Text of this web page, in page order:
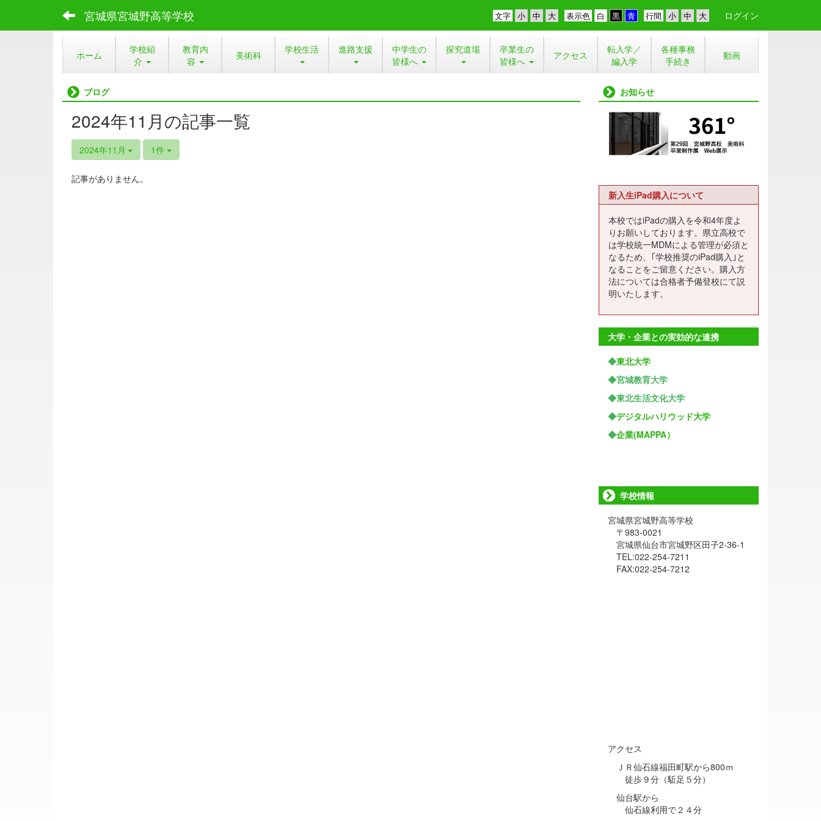
宮城県宮城野高等学校 行間
表示色
文字 ログイン
ホーム
学校紹
介
教育内
容
美術科 学校生活 進路支援
中学生の
皆様へ
探究道場
卒業生の
皆様へ
アクセス
転入学／
編入学
各種事務
手続き
動画
ブログ
2024年11月の記事一覧
2024年11月 1件
記事がありません。
お知らせ
新入生iPad購入について
本校ではiPadの購入を令和4年度よ
りお願いしております。県立高校で
は学校統一MDMによる管理が必須と
なるため、｢学校推奨のiPad購入｣と
なることをご留意ください。購入方
法については合格者予備登校にて説
明いたします。
大学・企業との実効的な連携
◆東北大学
◆宮城教育大学
◆東北生活文化大学
◆デジタルハリウッド大学
◆企業(MAPPA）
学校情報
宮城県宮城野高等学校
〒983-0021
宮城県仙台市宮城野区田子2-36-1
TEL:022-254-7211
FAX:022-254-7212
アクセス
ＪＲ仙石線福田町駅から800ｍ
徒歩９分（駈足５分）
仙台駅から
仙石線利用で２４分